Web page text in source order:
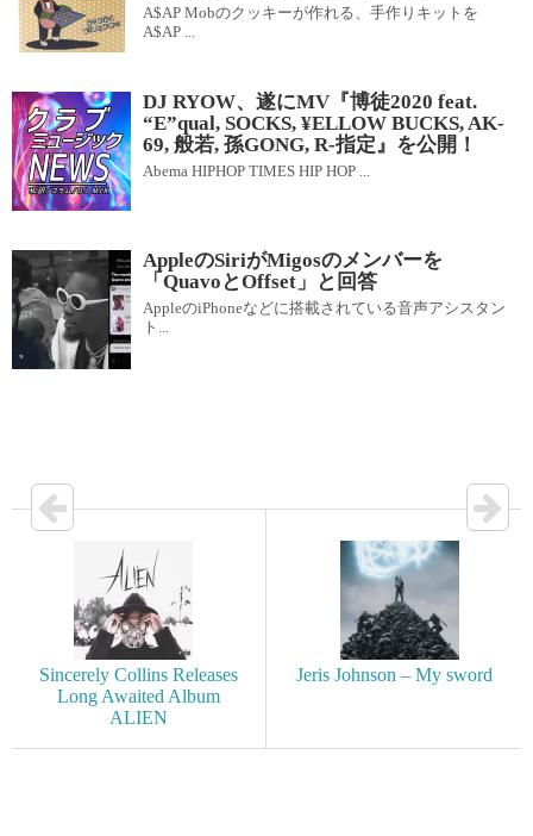
A$AP Mobのクッキーが作れる、手作りキットを
A$AP ...
DJ RYOW、遂にMV『博徒2020 feat.
“E”qual, SOCKS, ¥ELLOW BUCKS, AK-
69, 般若, 孫GONG, R-指定』を公開！
Abema HIPHOP TIMES HIP HOP ...
AppleのSiriがMigosのメンバーを
「QuavoとOffset」と回答
AppleのiPhoneなどに搭載されている音声アシスタン
ト...
Sincerely Collins Releases
Long Awaited Album
ALIEN
Jeris Johnson – My sword